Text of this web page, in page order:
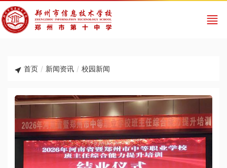
首页 / 新闻资讯 / 校园新闻